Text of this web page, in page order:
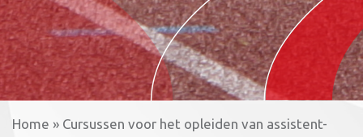
Home » Cursussen voor het opleiden van assistent-